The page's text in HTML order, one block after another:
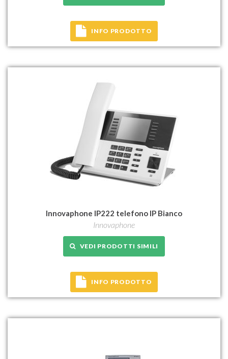
INFO PRODOTTO
Innovaphone IP222 telefono IP Bianco
Innovaphone
VEDI PRODOTTI SIMILI
INFO PRODOTTO